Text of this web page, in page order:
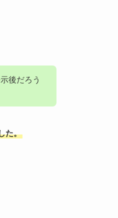
後だろう
た。